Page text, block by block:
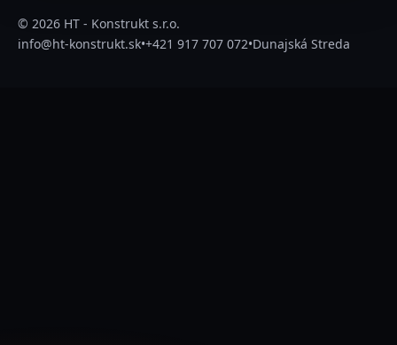
© 2026 HT - Konstrukt s.r.o.
info@ht-konstrukt.sk•+421 917 707 072•Dunajská Streda